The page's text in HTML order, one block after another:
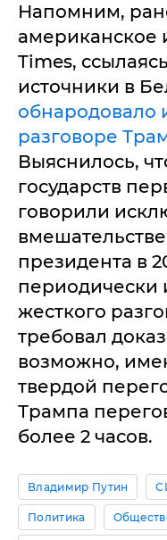
Напомним,
американское
Times,
источники в
разговоре
Выяснилось,
государств
говорили
президента в
периодически
жесткого
требовал
возможно,
твердой
Трампа
более 2 часов.
Владимир Путин
Политика